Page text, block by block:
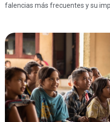
falencias más frecuentes y su